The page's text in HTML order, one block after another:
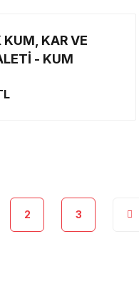
KAR VE
- KUM
2 3